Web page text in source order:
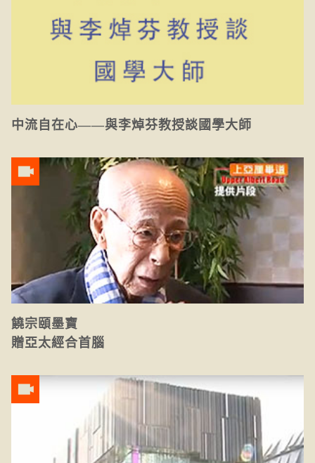
中流自在心——與李焯芬教授談國學大師
饒宗頤墨寶
贈亞太經合首腦